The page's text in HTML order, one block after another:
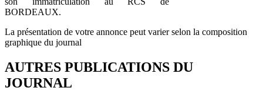
BORDEAUX.
La présentation de votre annonce peut varier selon la composition
graphique du journal
AUTRES PUBLICATIONS DU
JOURNAL